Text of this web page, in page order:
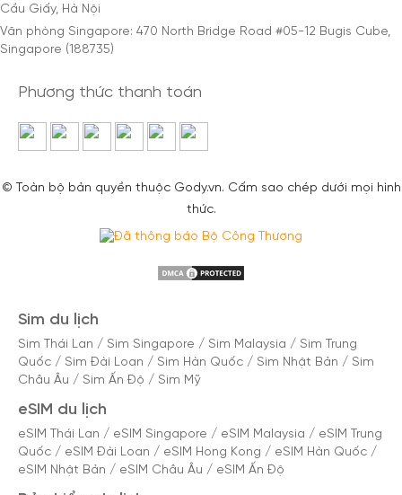
Cầu Giấy, Hà Nội
Văn phòng Singapore: 470 North Bridge Road #05-12 Bugis Cube,
Singapore (188735)
Phương thức thanh toán
© Toàn bộ bản quyền thuộc Gody.vn. Cấm sao chép dưới mọi hình
thức.
Sim du lịch
Sim Thái Lan / Sim Singapore / Sim Malaysia / Sim Trung
Quốc / Sim Đài Loan / Sim Hàn Quốc / Sim Nhật Bản / Sim
Châu Âu / Sim Ấn Độ / Sim Mỹ
eSIM du lịch
eSIM Thái Lan / eSIM Singapore / eSIM Malaysia / eSIM Trung
Quốc / eSIM Đài Loan / eSIM Hong Kong / eSIM Hàn Quốc /
eSIM Nhật Bản / eSIM Châu Âu / eSIM Ấn Độ